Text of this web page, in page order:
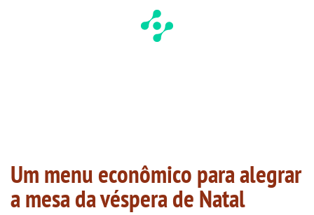
Um menu econômico para alegrar
a mesa da véspera de Natal